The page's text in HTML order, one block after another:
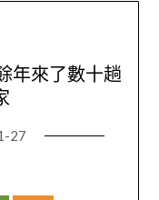
年來了數十趟
27